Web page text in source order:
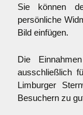
Sie können
persönliche
Bild einfügen.
Die
ausschließlich
Limburger
Besuchern zu